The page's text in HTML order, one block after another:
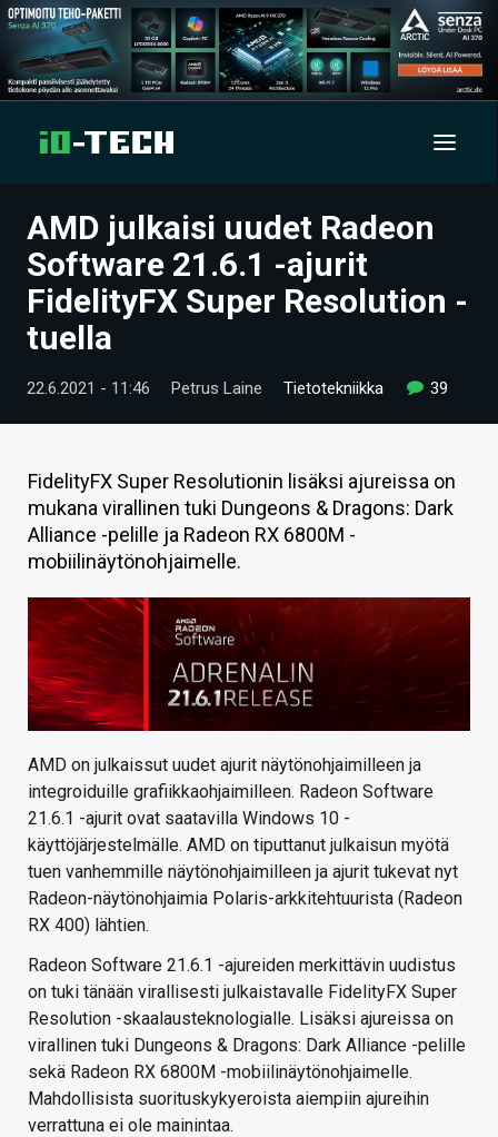
UUTISET
ARTIKKELIT
VIDEOT
TECHBBS
HINTA.FI
KAUPPA
VAIHDA TEEMA
HAKU
AMD julkaisi uudet Radeon
Software 21.6.1 -ajurit
FidelityFX Super Resolution -
tuella
22.6.2021 - 11:46 Petrus Laine Tietotekniikka 39
FidelityFX Super Resolutionin lisäksi ajureissa on
mukana virallinen tuki Dungeons & Dragons: Dark
Alliance -pelille ja Radeon RX 6800M -
mobiilinäytönohjaimelle.
AMD on julkaissut uudet ajurit näytönohjaimilleen ja
integroiduille grafiikkaohjaimilleen. Radeon Software
21.6.1 -ajurit ovat saatavilla Windows 10 -
käyttöjärjestelmälle. AMD on tiputtanut julkaisun myötä
tuen vanhemmille näytönohjaimilleen ja ajurit tukevat nyt
Radeon-näytönohjaimia Polaris-arkkitehtuurista (Radeon
RX 400) lähtien.
Radeon Software 21.6.1 -ajureiden merkittävin uudistus
on tuki tänään virallisesti julkaistavalle FidelityFX Super
Resolution -skaalausteknologialle. Lisäksi ajureissa on
virallinen tuki Dungeons & Dragons: Dark Alliance -pelille
sekä Radeon RX 6800M -mobiilinäytönohjaimelle.
Mahdollisista suorituskykyeroista aiempiin ajureihin
verrattuna ei ole mainintaa.